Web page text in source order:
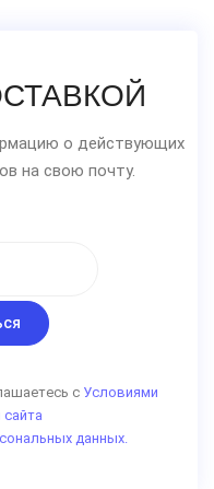
о действующих
на свою почту.
с Условиями
данных.